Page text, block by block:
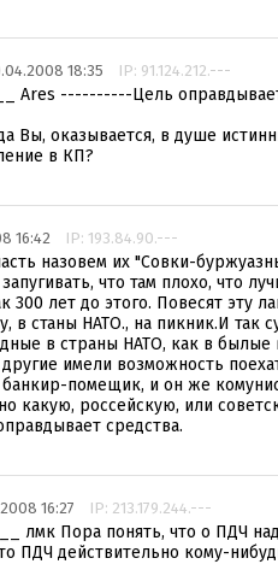
18:35 IP: 91.124.212.---
Ares ----------Цель
Вы, оказывается, в душе
в КП?
16:42 IP: 193.84.90.---
назовем их "Совки-
что там плохо, что
300 лет до этого. Повесят эту
в станы НАТО., на пикник.И так
в страны НАТО, как в былые
имели возможность
помещик, и он же
какую, россейскую, или
средства.
16:27 IP: 213.179.244.---
лмк Пора понять, что о ПДЧ
ПДЧ действительно кому-